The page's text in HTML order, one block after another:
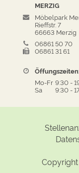
MERZIG
Möbelpark
Rieffstr. 7
66663 Merzig
06861 50 70
06861 31 61
Mo-Fr 9:30-
Sa
9:30-